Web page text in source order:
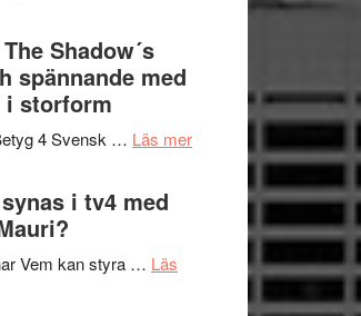
Scensommar
Artipelag
Malmöfestivalen
Shadow´s
spännande med
i storform
4 Svensk … Läs merom
Filmrecension:
i tv4 med
Vem kan styra … Läs